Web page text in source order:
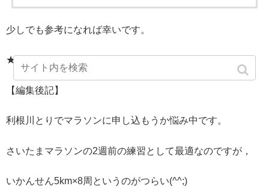
少しでも参考になれば幸いです。
★★★★★★★★★★
【編集後記】
利根川とりでマラソンに申し込もうか悩み中です。
さいたまマラソンの2週前の練習として最適なのですが，
いかんせん5km×8周というのがつらい(^^;)